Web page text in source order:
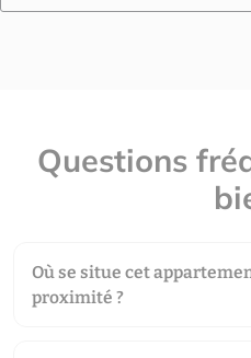
Questions
Où se situe cet
proximité ?